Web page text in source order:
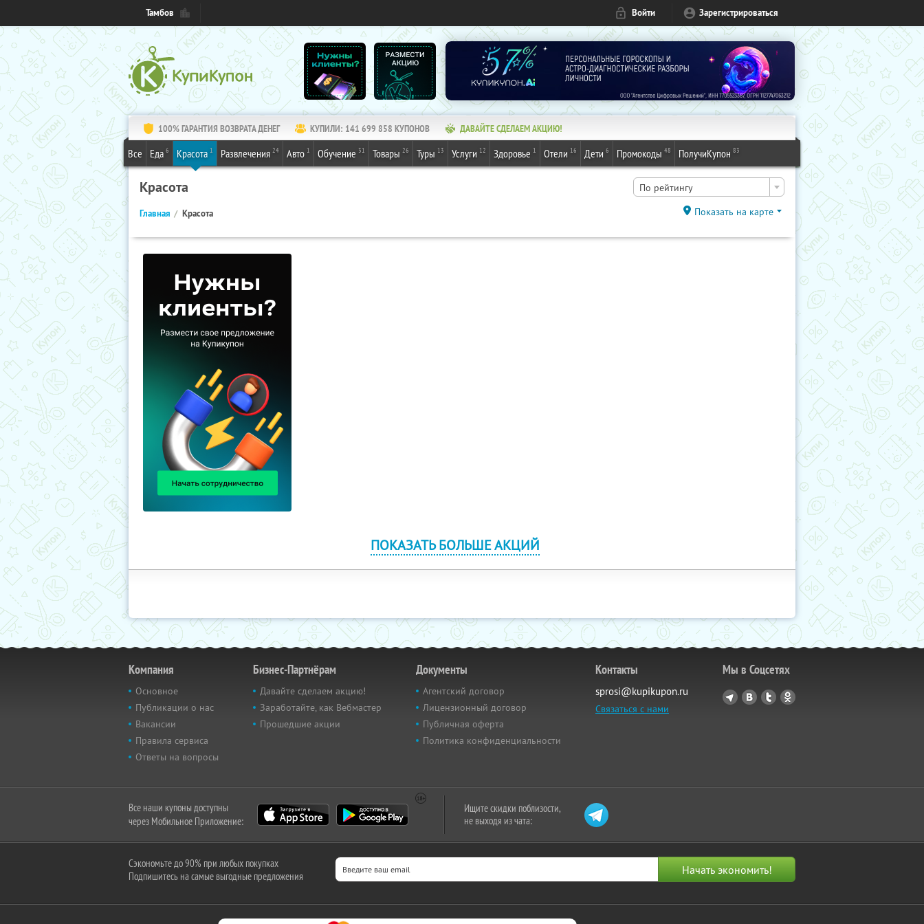
Тамбов Войти Зарегистрироваться
100% ГАРАНТИЯ ВОЗВРАТА ДЕНЕГ КУПИЛИ: 141 699 858 КУПОНОВ ДАВАЙТЕ СДЕЛАЕМ АКЦИЮ!
Все Еда 6 Красота 1 Развлечения 24 Авто 1 Обучение 31 Товары 26 Туры 13 Услуги 12 Здоровье 1 Отели 16 Дети 6 Промокоды 48 ПолучиКупон 83
Красота По рейтингу
Главная Красота Показать на карте
ПОКАЗАТЬ БОЛЬШЕ АКЦИЙ
Компания
Основное
Публикации о нас
Вакансии
Правила сервиса
Ответы на вопросы
Бизнес-Партнёрам
Давайте сделаем акцию!
Заработайте, как Вебмастер
Прошедшие акции
Документы
Агентский договор
Лицензионный договор
Публичная оферта
Политика конфиденциальности
Контакты
sprosi@kupikupon.ru
Связаться с нами
Мы в Соцсетях
Все наши купоны доступны
через Мобильное Приложение:
Ищите скидки поблизости,
не выходя из чата:
Сэкономьте до 90% при любых покупках
Подпишитесь на самые выгодные предложения